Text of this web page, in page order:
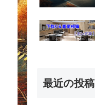
最近の投稿